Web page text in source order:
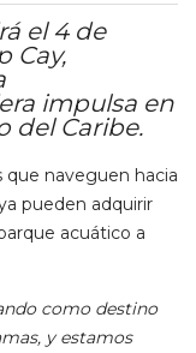
el 4 de
Cay,
impulsa en
del Caribe.
que naveguen hacia
pueden adquirir
acuático a
como destino
y estamos